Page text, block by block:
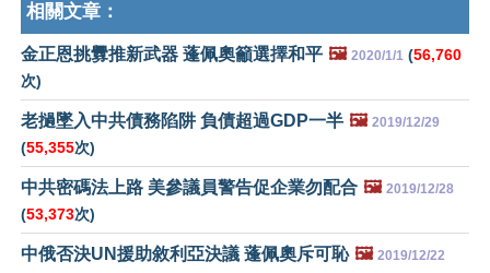
相關文章：
金正恩挑釁推新武器 蓬佩奧籲選擇和平 🖼️ 2020/1/1 (56,760
次)
老撾墜入中共債務陷阱 負債超過GDP一半 🖼️ 2019/12/29
(55,355次)
中共密碼法上路 美參議員警告促企業勿配合 🖼️ 2019/12/28
(53,373次)
中俄否決UN援助敘利亞決議 蓬佩奧斥可恥 🖼️ 2019/12/22